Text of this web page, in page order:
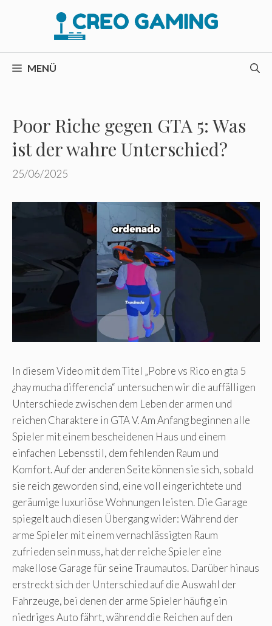
MENÜ
Poor Riche gegen GTA 5: Was
ist der wahre Unterschied?
25/06/2025
In diesem Video mit dem Titel „Pobre vs Rico en gta 5
¿hay mucha differencia“ untersuchen wir die auffälligen
Unterschiede zwischen dem Leben der armen und
reichen Charaktere in GTA V. Am Anfang beginnen alle
Spieler mit einem bescheidenen Haus und einem
einfachen Lebensstil, dem fehlenden Raum und
Komfort. Auf der anderen Seite können sie sich, sobald
sie reich geworden sind, eine voll eingerichtete und
geräumige luxuriöse Wohnungen leisten. Die Garage
spiegelt auch diesen Übergang wider: Während der
arme Spieler mit einem vernachlässigten Raum
zufrieden sein muss, hat der reiche Spieler eine
makellose Garage für seine Traumautos. Darüber hinaus
erstreckt sich der Unterschied auf die Auswahl der
Fahrzeuge, bei denen der arme Spieler häufig ein
niedriges Auto fährt, während die Reichen auf den